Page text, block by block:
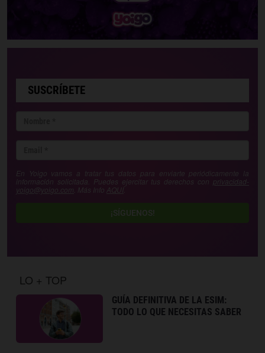
SUSCRÍBETE
En Yoigo vamos a tratar tus datos para enviarte periódicamente la
información solicitada. Puedes ejercitar tus derechos con privacidad-
yoigo@yoigo.com . Más Info AQUÍ
¡SÍGUENOS!
LO + TOP
GUÍA DEFINITIVA DE LA ESIM:
TODO LO QUE NECESITAS SABER